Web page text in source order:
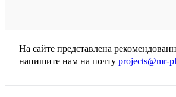
На сайте представлена
напишите нам на почту projects@mr-